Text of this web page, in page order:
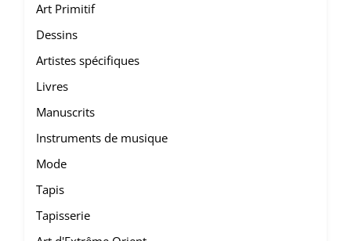
Art Primitif
Dessins
Artistes spécifiques
Livres
Manuscrits
Instruments de musique
Mode
Tapis
Tapisserie